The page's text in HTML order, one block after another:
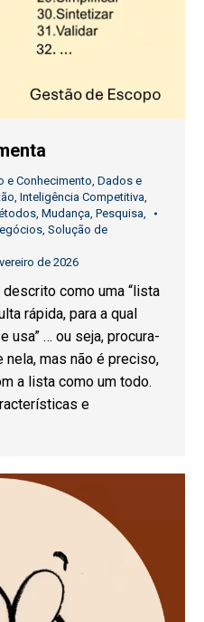
e Conhecimento Dados e
Inteligência Competitiva
Mudança Pesquisa
Solução de
de 2026
como uma “lista
rápida, para a qual
usa” … ou seja, procura-
mas não é preciso,
a lista como um todo.
e